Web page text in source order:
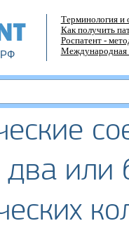
Терминология и
Как получить
Роспатент -
Международная
или